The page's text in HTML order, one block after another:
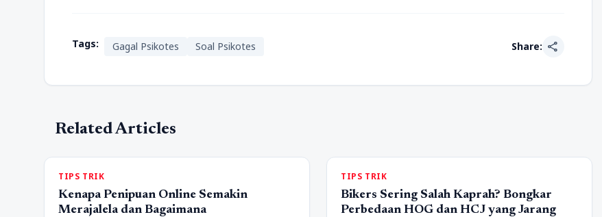
Tags: Gagal Psikotes Soal Psikotes Share: share
Related Articles
TIPS TRIK
Kenapa Penipuan Online Semakin
Merajalela dan Bagaimana
TIPS TRIK
Bikers Sering Salah Kaprah? Bongkar
Perbedaan HOG dan HCJ yang Jarang